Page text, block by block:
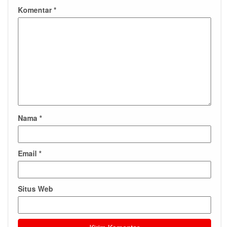
Komentar*
Nama *
Email *
Situs Web